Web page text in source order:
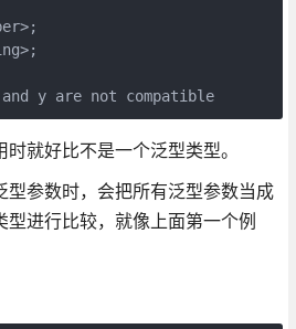
x = y;  // error, x and y are not compatible
就好比不是一个泛型类型。
型参数时，会把所有泛型参数当成
进行比较，就像上面第一个例